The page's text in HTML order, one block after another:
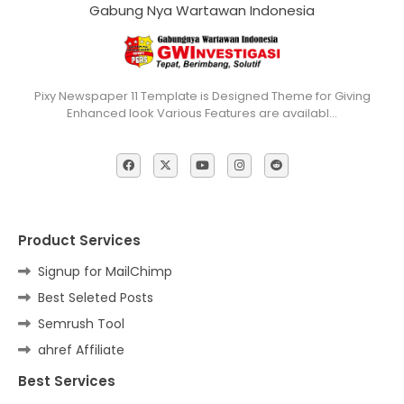
Gabung Nya Wartawan Indonesia
Pixy Newspaper 11 Template is Designed Theme for Giving
Enhanced look Various Features are availabl…
Product Services
Signup for MailChimp
Best Seleted Posts
Semrush Tool
ahref Affiliate
Best Services